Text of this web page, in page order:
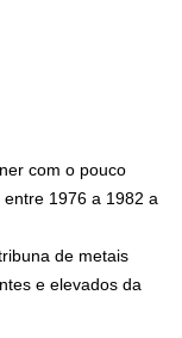
com o pouco
1976 a 1982 a
de metais
e elevados da